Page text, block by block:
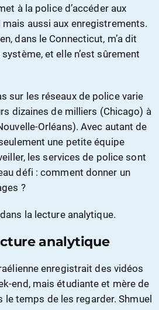
à la police d’accéder aux
aussi aux enregistrements.
dans le Connecticut, m’a dit
et elle n’est sûrement
sur les réseaux de police varie
dizaines de milliers (Chicago) à
Orléans). Avec autant de
une petite équipe
les services de police sont
défi : comment donner un
?
la lecture analytique.
analytique
enregistrait des vidéos
end, mais étudiante et mère de
le temps de les regarder. Shmuel